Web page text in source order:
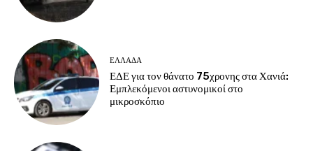
ΕΛΛΑΔΑ
ΕΔΕ για τον θάνατο 75χρονης στα Χανιά:
Εμπλεκόμενοι αστυνομικοί στο
μικροσκόπιο